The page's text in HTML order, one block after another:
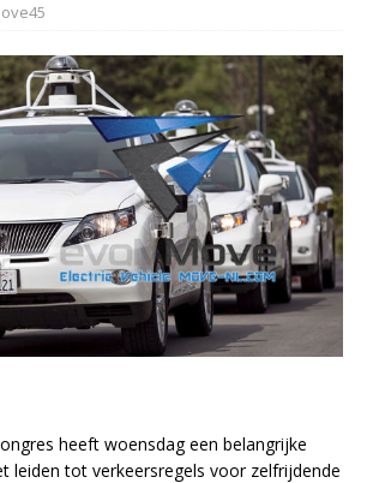
heeft woensdag een belangrijke
leiden tot verkeersregels voor zelfrijdende